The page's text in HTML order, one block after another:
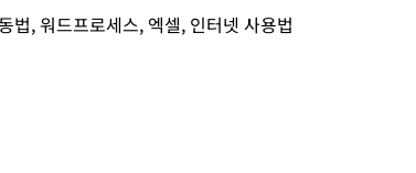
법, 워드프로세스, 엑셀, 인터넷 사용법